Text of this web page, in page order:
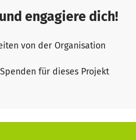
der gemeinsame größere
für unserer "Kümmererin"
für die Paare und
Seite unterstützen, wenn
auch die Senior-Partner über
nötig ist, um ab und zu
eine Studentin im BaföG-
engagiere dich!
von der Organisation
für dieses Projekt